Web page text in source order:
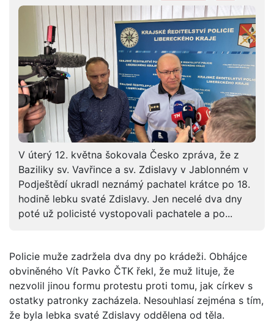
V úterý 12. května šokovala Česko zpráva, že z
Baziliky sv. Vavřince a sv. Zdislavy v Jablonném v
Podještědí ukradl neznámý pachatel krátce po 18.
hodině lebku svaté Zdislavy. Jen necelé dva dny
poté už policisté vystopovali pachatele a po...
Policie muže zadržela dva dny po krádeži. Obhájce
obviněného Vít Pavko ČTK řekl, že muž lituje, že
nezvolil jinou formu protestu proti tomu, jak církev s
ostatky patronky zacházela. Nesouhlasí zejména s tím,
že byla lebka svaté Zdislavy oddělena od těla.